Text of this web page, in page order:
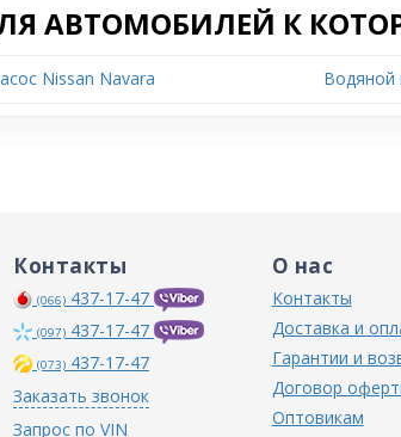
АВТОМОБИЛЕЙ К
Nissan Navara Водяной
Контакты
(066) 437-17-47
(097) 437-17-47
(073) 437-17-47
Заказать звонок
Запрос по VIN
О нас
Контакты
Доставка и
Гарантии и
Договор
Оптовикам